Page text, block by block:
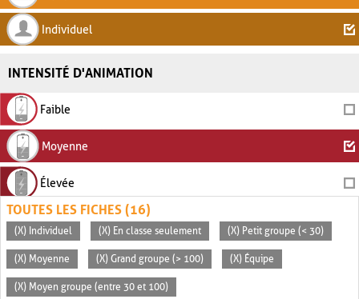
Individuel
INTENSITÉ D'ANIMATION
Faible
Moyenne
Élevée
TOUTES LES FICHES (16)
(X) Individuel (X) En classe seulement (X) Petit groupe (< 30)
(X) Moyenne (X) Grand groupe (> 100) (X) Équipe
(X) Moyen groupe (entre 30 et 100)